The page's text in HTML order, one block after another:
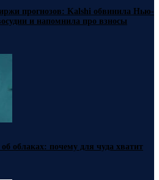
прогнозов: Kalshi обвинила Нью-
и напомнила про взносы
облаках: почему для чуда хватит